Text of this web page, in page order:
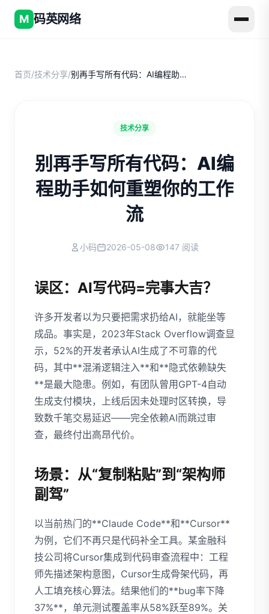
M 码英网络
首页/技术分享/ 别再手写所有代码：AI编程助手如何重塑你的工作流
技术分享
别再手写所有代码：AI编
程助手如何重塑你的工作
流
小码 2026-05-08 147 阅读
误区：AI写代码=完事大吉？
许多开发者以为只要把需求扔给AI，就能坐等
成品。事实是，2023年Stack Overflow调查显
示，52%的开发者承认AI生成了不可靠的代
码，其中**混淆逻辑注入**和**隐式依赖缺失
**是最大隐患。例如，有团队曾用GPT-4自动
生成支付模块，上线后因未处理时区转换，导
致数千笔交易延迟——完全依赖AI而跳过审
查，最终付出高昂代价。
场景：从“复制粘贴”到“架构师
副驾”
以当前热门的**Claude Code**和**Cursor**
为例，它们不再只是代码补全工具。某金融科
技公司将Cursor集成到代码审查流程中：工程
师先描述架构意图，Cursor生成骨架代码，再
人工填充核心算法。结果他们的**bug率下降
37%**，单元测试覆盖率从58%跃至89%。关